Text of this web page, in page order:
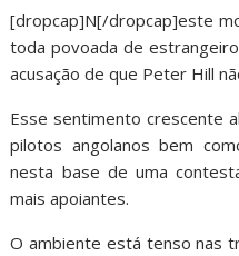
[dropcap]N[/dropcap]este
toda povoada de
acusação de que Peter Hill
Esse sentimento crescente
pilotos angolanos bem
nesta base de uma
mais apoiantes.
O ambiente está tenso nas